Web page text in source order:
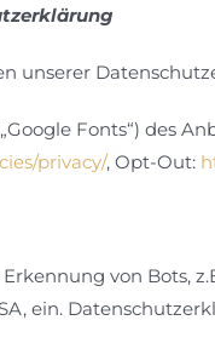
unserer
Fonts“) des
privacy/, Opt-Out:
von Bots,
ein.